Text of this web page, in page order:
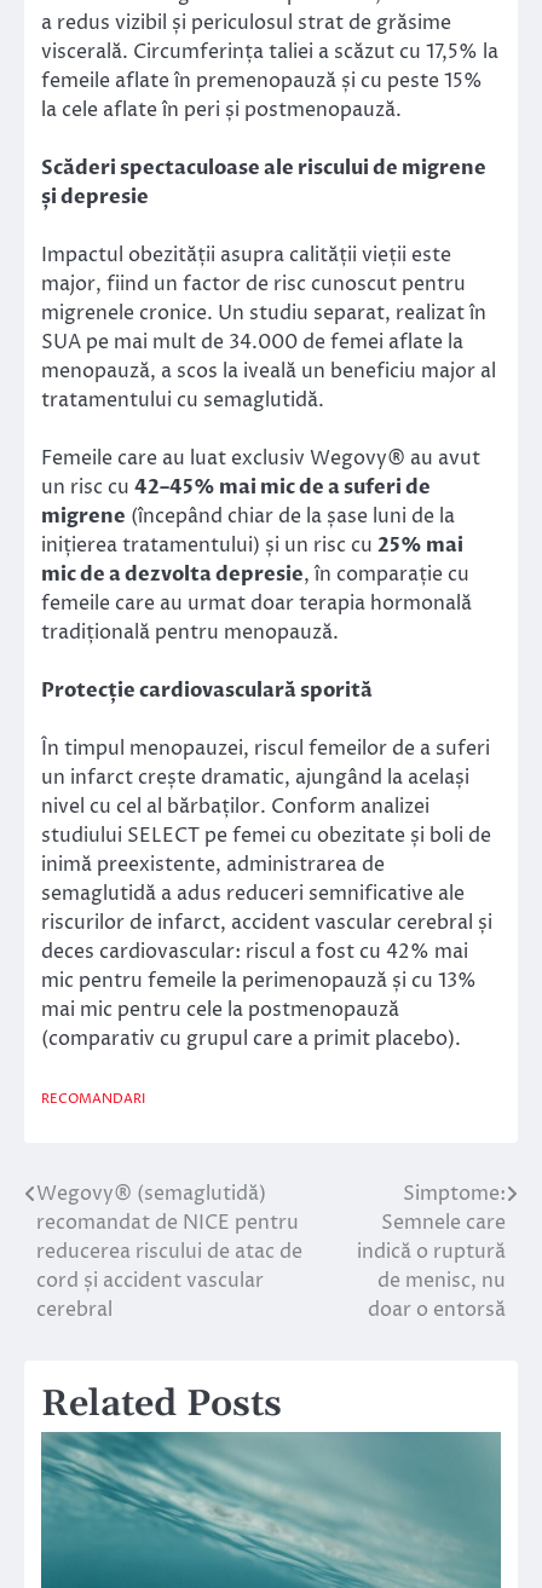
a redus vizibil și periculosul strat de grăsime
viscerală. Circumferința taliei a scăzut cu 17,5% la
femeile aflate în premenopauză și cu peste 15%
la cele aflate în peri și postmenopauză.
Scăderi spectaculoase ale riscului de migrene
și depresie
Impactul obezității asupra calității vieții este
major, fiind un factor de risc cunoscut pentru
migrenele cronice. Un studiu separat, realizat în
SUA pe mai mult de 34.000 de femei aflate la
menopauză, a scos la iveală un beneficiu major al
tratamentului cu semaglutidă.
Femeile care au luat exclusiv Wegovy® au avut
un risc cu 42–45% mai mic de a suferi de
migrene (începând chiar de la șase luni de la
inițierea tratamentului) și un risc cu 25% mai
mic de a dezvolta depresie, în comparație cu
femeile care au urmat doar terapia hormonală
tradițională pentru menopauză.
Protecție cardiovasculară sporită
În timpul menopauzei, riscul femeilor de a suferi
un infarct crește dramatic, ajungând la același
nivel cu cel al bărbaților. Conform analizei
studiului SELECT pe femei cu obezitate și boli de
inimă preexistente, administrarea de
semaglutidă a adus reduceri semnificative ale
riscurilor de infarct, accident vascular cerebral și
deces cardiovascular: riscul a fost cu 42% mai
mic pentru femeile la perimenopauză și cu 13%
mai mic pentru cele la postmenopauză
(comparativ cu grupul care a primit placebo).
RECOMANDARI
Navigare
în
articole
Wegovy® (semaglutidă)
recomandat de NICE pentru
reducerea riscului de atac de
cord și accident vascular
cerebral
Simptome:
Semnele care
indică o ruptură
de menisc, nu
doar o entorsă
Related Posts